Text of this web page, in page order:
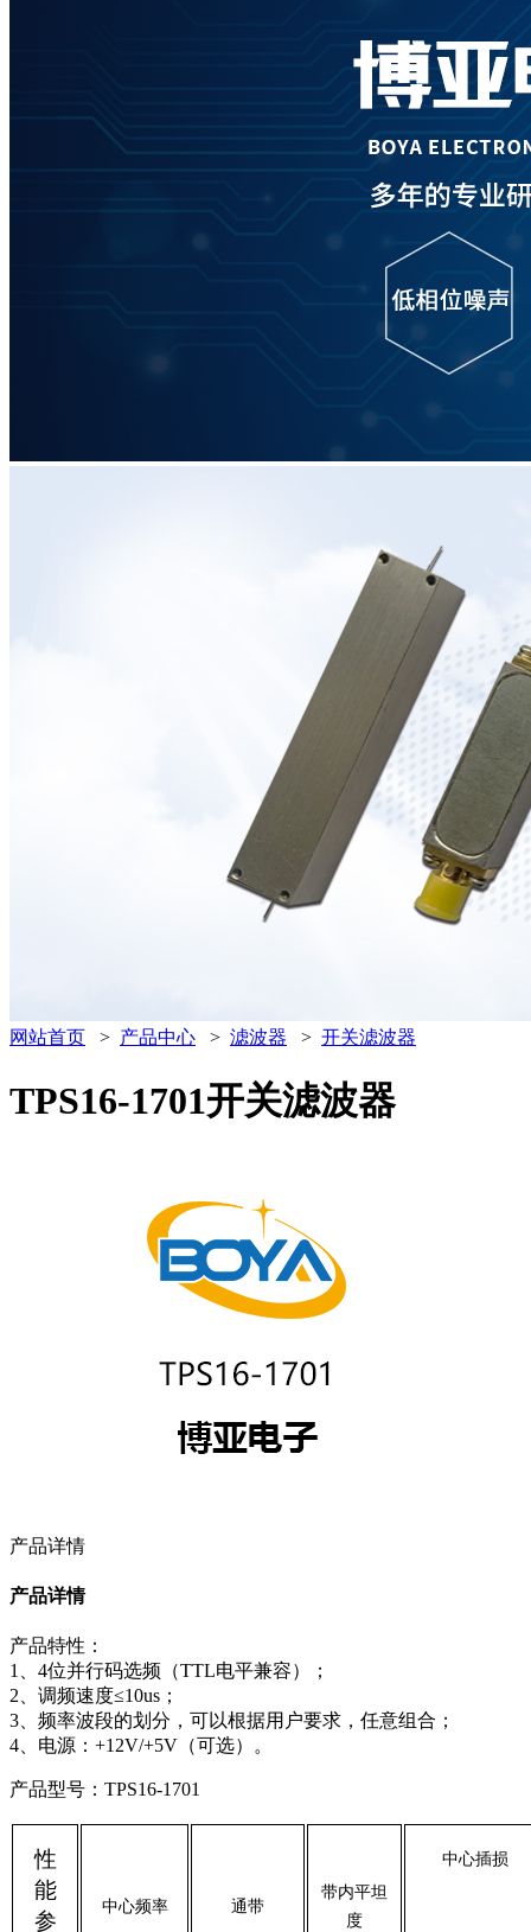
网站首页 > 产品中心 > 滤波器 > 开关滤波器
TPS16-1701开关滤波器
产品详情
产品详情
产品特性：
1、4位并行码选频（TTL电平兼容）；
2、调频速度≤10us；
3、频率波段的划分，可以根据用户要求，任意组合；
4、电源：+12V/+5V（可选）。
产品型号：TPS16-1701
性
能
参
中心频率 通带
带内平坦
度
中心插损